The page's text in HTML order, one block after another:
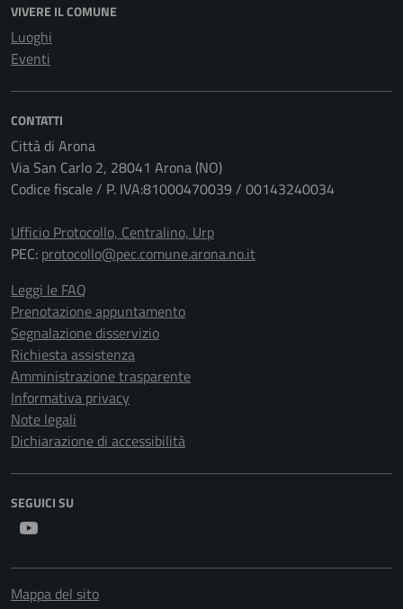
VIVERE IL COMUNE
Luoghi
Eventi
CONTATTI
Città di Arona
Via San Carlo 2, 28041 Arona (NO)
Codice fiscale / P. IVA:81000470039 / 00143240034
Ufficio Protocollo, Centralino, Urp
PEC: protocollo@pec.comune.arona.no.it
Leggi le FAQ
Prenotazione appuntamento
Segnalazione disservizio
Richiesta assistenza
Amministrazione trasparente
Informativa privacy
Note legali
Dichiarazione di accessibilità
SEGUICI SU
Mappa del sito